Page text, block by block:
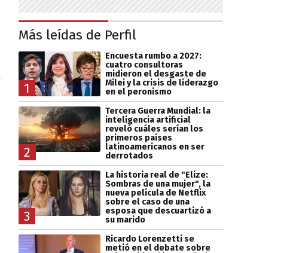
Más leídas de Perfil
1
Encuesta rumbo a 2027:
cuatro consultoras
midieron el desgaste de
Milei y la crisis de liderazgo
en el peronismo
2
Tercera Guerra Mundial: la
inteligencia artificial
reveló cuáles serían los
primeros países
latinoamericanos en ser
derrotados
3
La historia real de "Elize:
Sombras de una mujer", la
nueva película de Netflix
sobre el caso de una
esposa que descuartizó a
su marido
Ricardo Lorenzetti se
metió en el debate sobre